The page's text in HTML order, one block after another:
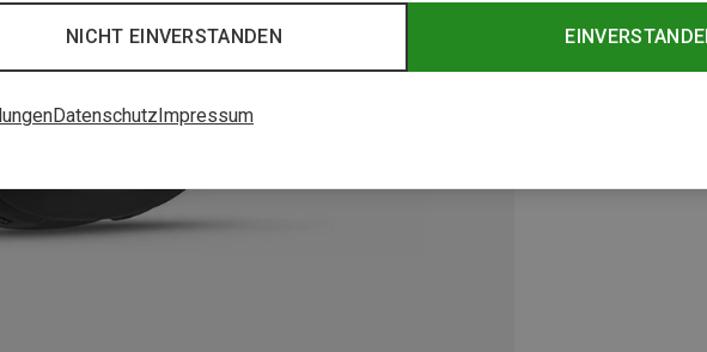
NICHT EINVERSTANDEN
Datenschutz Impressum